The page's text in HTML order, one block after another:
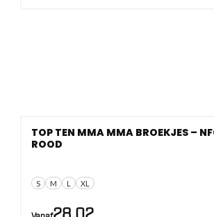
S M L XL
TOP TEN MMA MMA BROEKJES –
ROOD